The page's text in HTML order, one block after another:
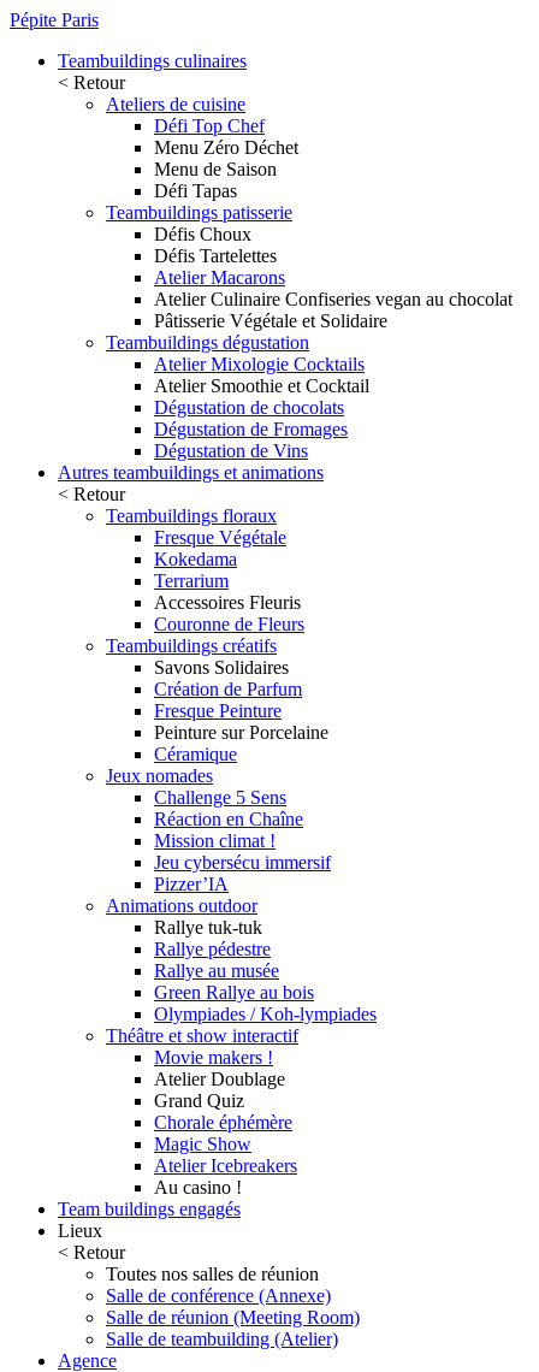
Pépite Paris
Teambuildings culinaires
< Retour
Ateliers de cuisine
Défi Top Chef
Menu Zéro Déchet
Menu de Saison
Défi Tapas
Teambuildings patisserie
Défis Choux
Défis Tartelettes
Atelier Macarons
Atelier Culinaire Confiseries vegan au chocolat
Pâtisserie Végétale et Solidaire
Teambuildings dégustation
Atelier Mixologie Cocktails
Atelier Smoothie et Cocktail
Dégustation de chocolats
Dégustation de Fromages
Dégustation de Vins
Autres teambuildings et animations
< Retour
Teambuildings floraux
Fresque Végétale
Kokedama
Terrarium
Accessoires Fleuris
Couronne de Fleurs
Teambuildings créatifs
Savons Solidaires
Création de Parfum
Fresque Peinture
Peinture sur Porcelaine
Céramique
Jeux nomades
Challenge 5 Sens
Réaction en Chaîne
Mission climat !
Jeu cybersécu immersif
Pizzer’IA
Animations outdoor
Rallye tuk-tuk
Rallye pédestre
Rallye au musée
Green Rallye au bois
Olympiades / Koh-lympiades
Théâtre et show interactif
Movie makers !
Atelier Doublage
Grand Quiz
Chorale éphémère
Magic Show
Atelier Icebreakers
Au casino !
Team buildings engagés
Lieux
< Retour
Toutes nos salles de réunion
Salle de conférence (Annexe)
Salle de réunion (Meeting Room)
Salle de teambuilding (Atelier)
Agence